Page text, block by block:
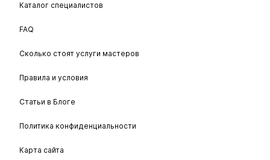
Каталог специалистов
FAQ
Сколько стоят услуги мастеров
Правила и условия
Статьи в Блоге
Политика конфиденциальности
Карта сайта